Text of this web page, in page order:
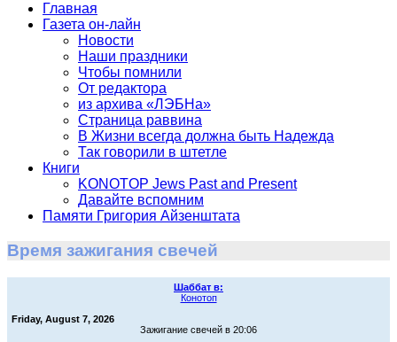
Главная
Газета он-лайн
Новости
Наши праздники
Чтобы помнили
От редактора
из архива «ЛЭБНа»
Страница раввина
В Жизни всегда должна быть Надежда
Так говорили в штетле
Книги
KONOTOP Jews Past and Present
Давайте вспомним
Памяти Григория Айзенштата
Время зажигания свечей
Шаббат в:
Конотоп
Friday, August 7, 2026
Зажигание свечей в 20:06